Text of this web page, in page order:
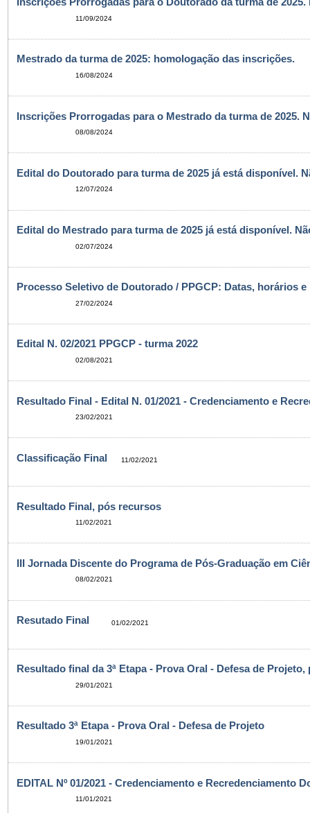
11/09/2024
Mestrado da turma de 2025: homologação das inscrições.
16/08/2024
Inscrições Prorrogadas para o Mestrado da turma de 2025.
08/08/2024
Edital do Doutorado para turma de 2025 já está disponível.
12/07/2024
Edital do Mestrado para turma de 2025 já está disponível.
02/07/2024
Processo Seletivo de Doutorado / PPGCP: Datas, horários
27/02/2024
Edital N. 02/2021 PPGCP - turma 2022
02/08/2021
Resultado Final - Edital N. 01/2021 - Credenciamento e
23/02/2021
Classificação Final 11/02/2021
Resultado Final, pós recursos
11/02/2021
III Jornada Discente do Programa de Pós-Graduação em
08/02/2021
Resutado Final 01/02/2021
Resultado final da 3ª Etapa - Prova Oral - Defesa de
29/01/2021
Resultado 3ª Etapa - Prova Oral - Defesa de Projeto
19/01/2021
EDITAL Nº 01/2021 - Credenciamento e Recredenciamento
11/01/2021